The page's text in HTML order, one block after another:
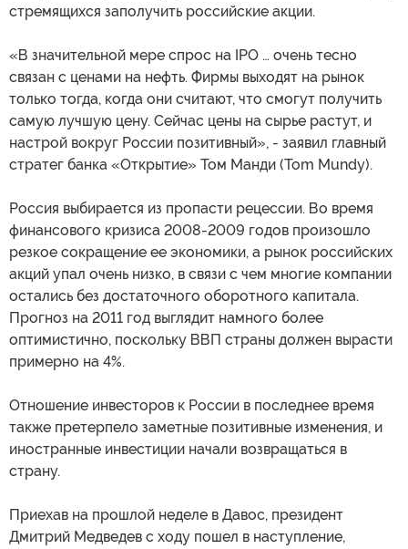
стремящихся заполучить российские акции.
«В значительной мере спрос на IPO … очень тесно
связан с ценами на нефть. Фирмы выходят на рынок
только тогда, когда они считают, что смогут получить
самую лучшую цену. Сейчас цены на сырье растут, и
настрой вокруг России позитивный», - заявил главный
стратег банка «Открытие» Том Манди (Tom Mundy).
Россия выбирается из пропасти рецессии. Во время
финансового кризиса 2008-2009 годов произошло
резкое сокращение ее экономики, а рынок российских
акций упал очень низко, в связи с чем многие компании
остались без достаточного оборотного капитала.
Прогноз на 2011 год выглядит намного более
оптимистично, поскольку ВВП страны должен вырасти
примерно на 4%.
Отношение инвесторов к России в последнее время
также претерпело заметные позитивные изменения, и
иностранные инвестиции начали возвращаться в
страну.
Приехав на прошлой неделе в Давос, президент
Дмитрий Медведев с ходу пошел в наступление,